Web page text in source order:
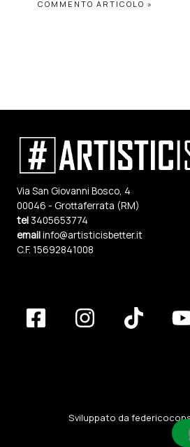
Via San Giovanni Bosco, 4
00046 - Grottaferrata (RM)
tel 3405653774
emailinfo@artisticisbetter.it
C.F. 15692841008
Sviluppato da